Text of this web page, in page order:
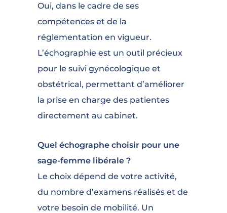
Oui, dans le cadre de ses
compétences et de la
réglementation en vigueur.
L’échographie est un outil précieux
pour le suivi gynécologique et
obstétrical, permettant d’améliorer
la prise en charge des patientes
directement au cabinet.
Quel échographe choisir pour une
sage-femme libérale ?
Le choix dépend de votre activité,
du nombre d’examens réalisés et de
votre besoin de mobilité. Un